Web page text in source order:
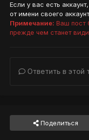
Если у вас есть аккаунт,
от имени своего
Примечание: Ваш пост
прежде чем станет
Ответить в этой
Поделиться